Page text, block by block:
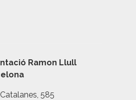
Ramon Llull
585